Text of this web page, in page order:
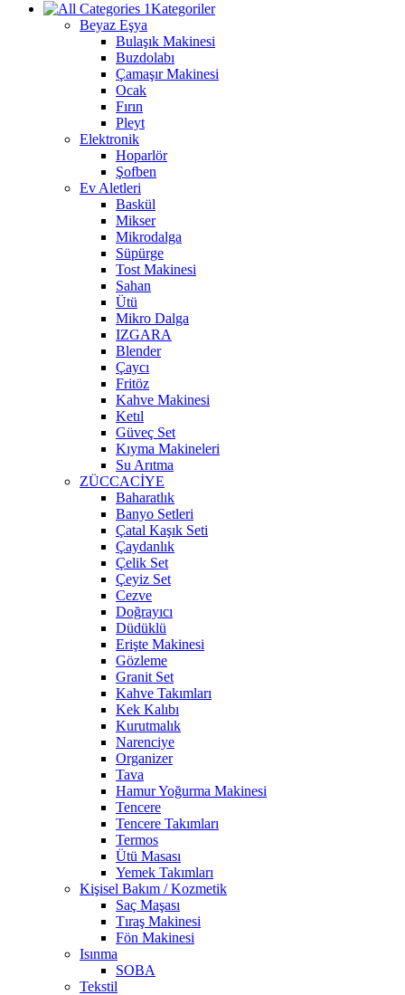
Kategoriler
Beyaz Eşya
Bulaşık Makinesi
Buzdolabı
Çamaşır Makinesi
Ocak
Fırın
Pleyt
Elektronik
Hoparlör
Şofben
Ev Aletleri
Baskül
Mikser
Mikrodalga
Süpürge
Tost Makinesi
Sahan
Ütü
Mikro Dalga
IZGARA
Blender
Çaycı
Fritöz
Kahve Makinesi
Ketıl
Güveç Set
Kıyma Makineleri
Su Arıtma
ZÜCCACİYE
Baharatlık
Banyo Setleri
Çatal Kaşık Seti
Çaydanlık
Çelik Set
Çeyiz Set
Cezve
Doğrayıcı
Düdüklü
Erişte Makinesi
Gözleme
Granit Set
Kahve Takımları
Kek Kalıbı
Kurutmalık
Narenciye
Organizer
Tava
Hamur Yoğurma Makinesi
Tencere
Tencere Takımları
Termos
Ütü Masası
Yemek Takımları
Kişisel Bakım / Kozmetik
Saç Maşası
Tıraş Makinesi
Fön Makinesi
Isınma
SOBA
Tekstil